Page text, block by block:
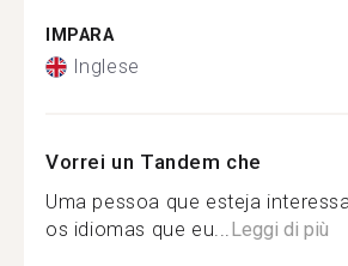
IMPARA
Inglese
Vorrei un Tandem che
Uma pessoa que esteja
os idiomas que eu...Leggi di più